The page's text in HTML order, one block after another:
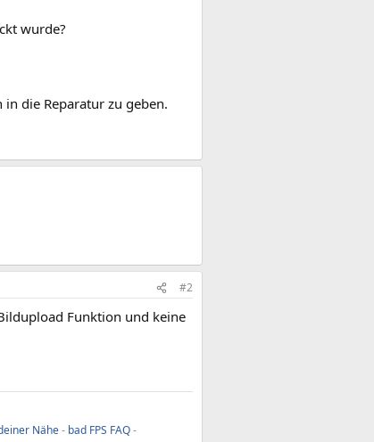
wurde?
die Reparatur zu geben.
#2
Funktion und keine
Nähe- bad FPS FAQ-